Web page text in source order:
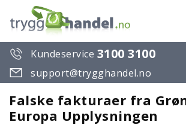
Kundeservice 3100 3100
support@trygghandel.no
Falske fakturaer fra
Europa Upplysningen